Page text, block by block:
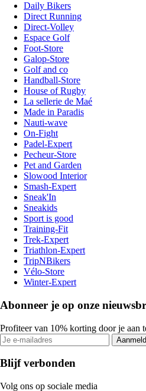
Daily Bikers
Direct Running
Direct-Volley
Espace Golf
Foot-Store
Galop-Store
Golf and co
Handball-Store
House of Rugby
La sellerie de Maé
Made in Paradis
Nauti-wave
On-Fight
Padel-Expert
Pecheur-Store
Pet and Garden
Slowood Interior
Smash-Expert
Sneak'In
Sneakids
Sport is good
Training-Fit
Trek-Expert
Triathlon-Expert
TripNBikers
Vélo-Store
Winter-Expert
Abonneer je op onze
Profiteer van 10% korting door je aan
Blijf verbonden
Volg ons op sociale media